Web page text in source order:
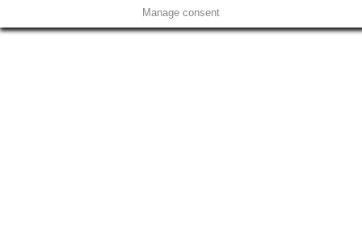
Manage consent